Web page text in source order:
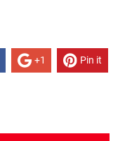
+1 Pin it